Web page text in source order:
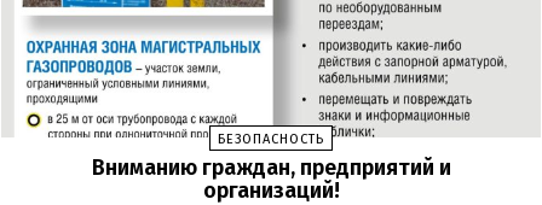
БЕЗОПАСНОСТЬ
Вниманию граждан, предприятий и
организаций!